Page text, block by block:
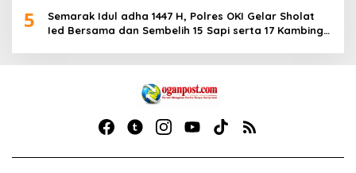
5
Semarak Idul adha 1447 H, Polres OKI Gelar Sholat
Ied Bersama dan Sembelih 15 Sapi serta 17 Kambing